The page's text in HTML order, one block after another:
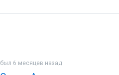
был 6 месяцев назад